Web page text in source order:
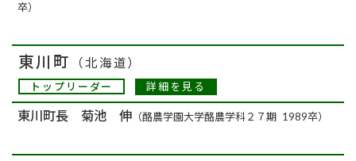
卒）
東川町 （北海道）
トップリーダー 詳細を見る
東川町長 菊池 伸（酪農学園大学酪農学科２７期 1989卒）